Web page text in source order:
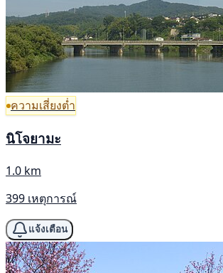
ความเสี่ยงต่ำ
นิโจยามะ
1.0 km
399 เหตุการณ์
แจ้งเตือน